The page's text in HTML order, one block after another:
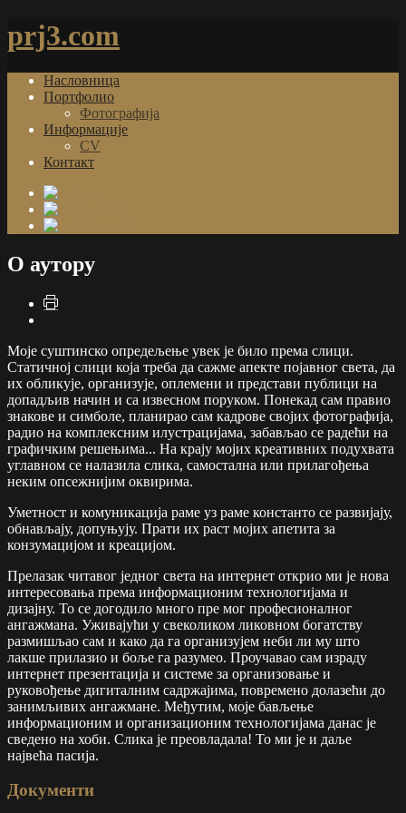
prj3.com
Насловница
Портфолио
Фотографија
Информације
CV
Контакт
О аутору
Моје суштинско опредељење увек је било према слици.
Статичној слици која треба да сажме апекте појавног света, да
их обликује, организује, оплемени и представи публици на
допадљив начин и са извесном поруком. Понекад сам правио
знакове и симболе, планирао сам кадрове својих фотографија,
радио на комплексним илустрацијама, забављао се радећи на
графичким решењима... На крају мојих креативних подухвата
углавном се налазила слика, самостална или прилагођења
неким опсежнијим оквирима.
Уметност и комуникација раме уз раме константо се развијају,
обнављају, допуњују. Прати их раст мојих апетита за
конзумацијом и креацијом.
Прелазак читавог једног света на интернет открио ми је нова
интересовања према информационим технологијама и
дизајну. То се догодило много пре мог професионалног
ангажмана. Уживајући у свеколиком ликовном богатству
размишљао сам и како да га организујем неби ли му што
лакше прилазио и боље га разумео. Проучавао сам израду
интернет презентација и системе за организовање и
руковођење дигиталним садржајима, повремено долазећи до
занимљивих ангажмане. Међутим, моје бављење
информационим и организационим технологијама данас је
сведено на хоби. Слика је преовладала! То ми је и даље
највећа пасија.
Документи